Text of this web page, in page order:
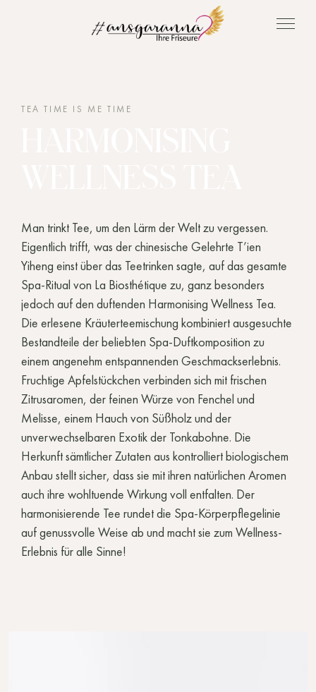
TEA TIME IS ME TIME
Man trinkt Tee, um den Lärm der Welt zu vergessen.
Eigentlich trifft, was der chinesische Gelehrte T’ien
Yiheng einst über das Teetrinken sagte, auf das gesamte
Spa-Ritual von La Biosthétique zu, ganz besonders
jedoch auf den duftenden Harmonising Wellness Tea.
Die erlesene Kräuterteemischung kombiniert ausgesuchte
Bestandteile der beliebten Spa-Duftkomposition zu
einem angenehm entspannenden Geschmackserlebnis.
Fruchtige Apfelstückchen verbinden sich mit frischen
Zitrusaromen, der feinen Würze von Fenchel und
Melisse, einem Hauch von Süßholz und der
unverwechselbaren Exotik der Tonkabohne. Die
Herkunft sämtlicher Zutaten aus kontrolliert biologischem
Anbau stellt sicher, dass sie mit ihren natürlichen Aromen
auch ihre wohltuende Wirkung voll entfalten. Der
harmonisierende Tee rundet die Spa-Körperpflegelinie
auf genussvolle Weise ab und macht sie zum Wellness-
Erlebnis für alle Sinne!